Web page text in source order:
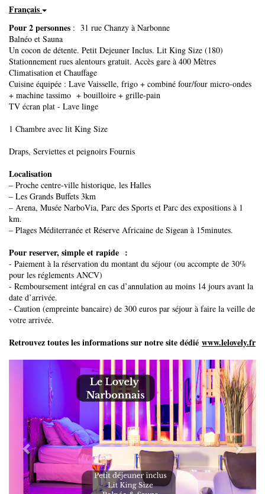
Français
Pour 2 personnes : 31 rue Chanzy à Narbonne
Balnéo et Sauna
Un cocon de détente. Petit Dejeuner Inclus. Lit King Size (180)
Stationnement rues alentours gratuit. Accès gare à 400 Mètres
Climatisation et Chauffage
Cuisine équipée : Lave Vaisselle, frigo + combiné four/four micro-ondes
+ machine tassimo + bouilloire + grille-pain
TV écran plat - Lave linge
1 Chambre avec lit King Size
Draps, Serviettes et peignoirs Fournis
Localisation
– Proche centre-ville historique, les Halles
– Les Grands Buffets 3km
– Arena, Musée NarboVia, Parc des Sports et Parc des expositions à 1
km.
– Plages Méditerranée et Réserve Africaine de Sigean à 15minutes.
Pour reserver, simple et rapide :
- Paiement à la réservation du montant du séjour (ou accompte de 30%
pour les réglements ANCV)
- Remboursement intégral en cas d’annulation au moins 14 jours avant la
date d’arrivée.
- Caution (empreinte bancaire) de 300 euros par séjour à faire la veille de
votre arrivée.
Retrouvez toutes les informations sur notre site dédié www.lelovely.fr
Previous Next